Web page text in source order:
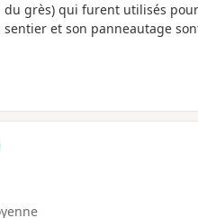
grès) qui furent utilisés
et son panneautage